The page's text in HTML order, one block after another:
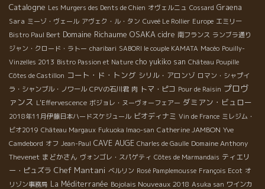
Catalogne Les Murgers des Dents de Chien オヴェルニュ Cossard Graena
Sara ミーゾ・ヴェール アヴェク・ル・タン Cuveé Le Rollier Europe エミリー
Bistro Paul Bert Domaine Richaume OSAKA cidre 南フランス ランブラ通り
ジャン・クロード・ラトー charibari SABORI le couple KAMATA Macéo Pouilly-
Vinzelles 2013 Bistro Passion et Nature cho yukiko san Château Poupille
Côtes de Castillon コート・ド・トング シリル・アロンゾ ロマン・シャプイ
ラ・シャンブル・ノワール CPVの石川君 肉 トマ・ピコ Pour de Raisin プロヴ
ァンス L'Effervescence ボジョレ・ヌーヴォーフェアー ダミアン・ビュロー
2018年11月伊藤日本ハードスケジュール ビオディナミ Vin de France ミレジム・
ビオ2019 Château Margaux Fukuoka Imao-san Catherine JAMBON Yve
Camdebord オフ Jean-Paul CAVE AUGE Charles de Gaulle Domaine Anthony
Thevenet まどかさん ヴォンゴレ・スパゲティ Côtes de Marmandais ティエリ
ー・ピュズラ Chef Mantani ベルリン Rosé Pamplemousse François Ecot オ
リゾン事務局 La Méditerranée Bojolais Nouveaux 2018 Asuka san ワインカ